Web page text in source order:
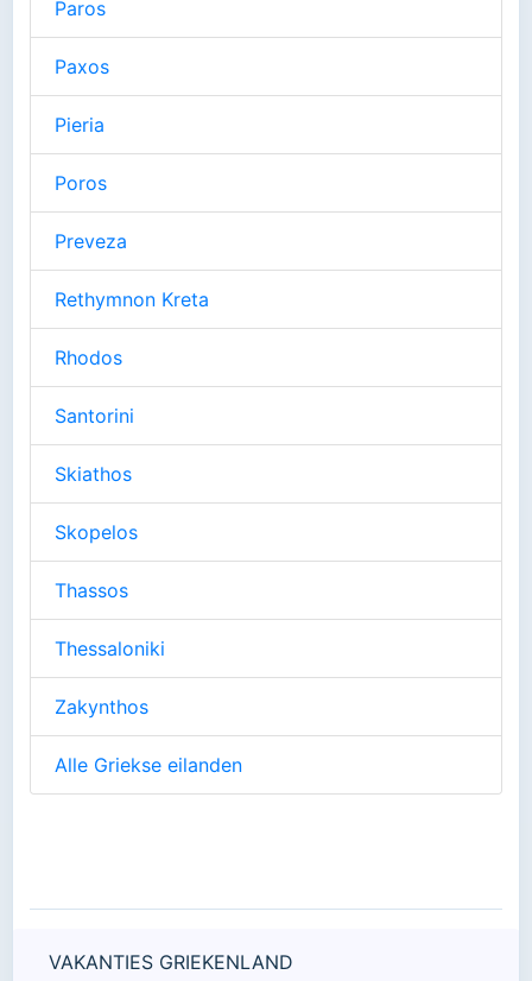
Paros
Paxos
Pieria
Poros
Preveza
Rethymnon Kreta
Rhodos
Santorini
Skiathos
Skopelos
Thassos
Thessaloniki
Zakynthos
Alle Griekse eilanden
VAKANTIES GRIEKENLAND